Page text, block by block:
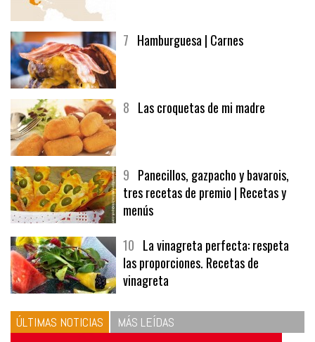
7 Hamburguesa | Carnes
8 Las croquetas de mi madre
9 Panecillos, gazpacho y bavarois,
tres recetas de premio | Recetas y
menús
10 La vinagreta perfecta: respeta
las proporciones. Recetas de
vinagreta
ÚLTIMAS NOTICIAS MÁS LEÍDAS